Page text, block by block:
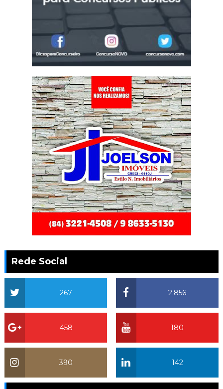
Rede Social
2.856
267
180
458
142
390